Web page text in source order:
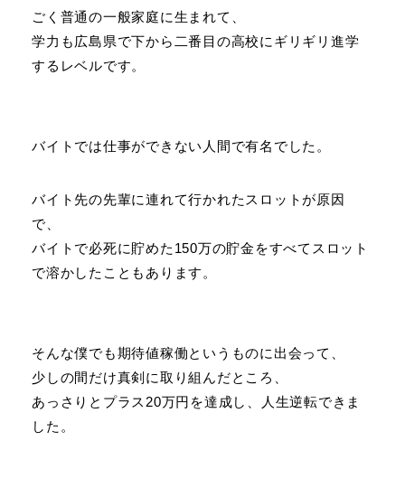
ごく普通の一般家庭に生まれて、
学力も広島県で下から二番目の高校にギリギリ進学
するレベルです。
バイトでは仕事ができない人間で有名でした。
バイト先の先輩に連れて行かれたスロットが原因
で、
バイトで必死に貯めた150万の貯金をすべてスロット
で溶かしたこともあります。
そんな僕でも期待値稼働というものに出会って、
少しの間だけ真剣に取り組んだところ、
あっさりとプラス20万円を達成し、人生逆転できま
した。